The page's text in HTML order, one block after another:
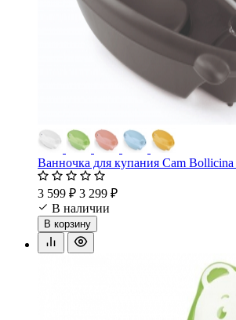
Ванночка для купания Cam
3 599 ₽ 3 299 ₽
В наличии
В корзину